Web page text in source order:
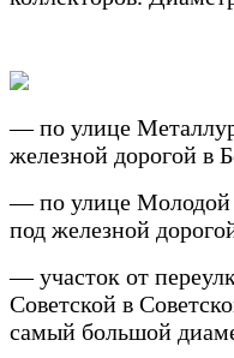
— по улице
железной дорогой в
— по улице Молодой
под железной
— участок от
Советской в
самый большой